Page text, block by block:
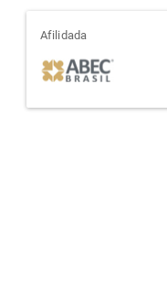
afiliada
Afilidada